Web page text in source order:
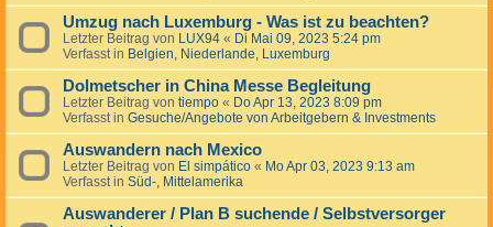
Umzug nach Luxemburg - Was ist zu beachten?
Letzter Beitrag von LUX94 « Di Mai 09, 2023 5:24 pm
Verfasst in Belgien, Niederlande, Luxemburg
Dolmetscher in China Messe Begleitung
Letzter Beitrag von tiempo « Do Apr 13, 2023 8:09 pm
Verfasst in Gesuche/Angebote von Arbeitgebern & Investments
Auswandern nach Mexico
Letzter Beitrag von El simpático « Mo Apr 03, 2023 9:13 am
Verfasst in Süd-, Mittelamerika
Auswanderer / Plan B suchende / Selbstversorger